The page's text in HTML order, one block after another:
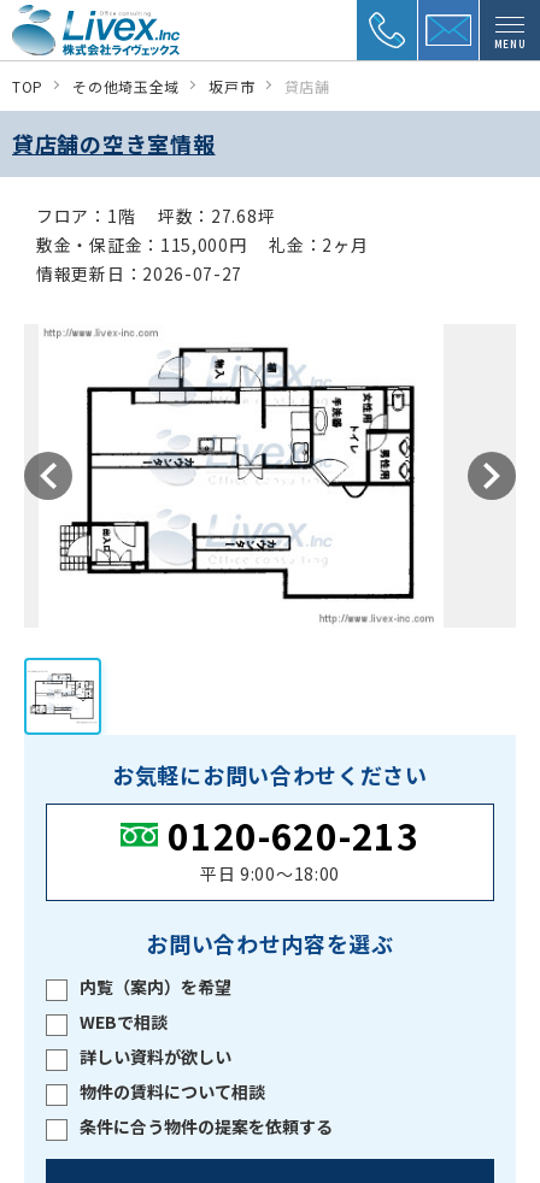
MENU
TOP その他埼玉全域 坂戸市 貸店舗
貸店舗の空き室情報
フロア：1階
坪数：27.68坪
敷金・保証金：115,000円
礼金：2ヶ月
情報更新日：2026-07-27
お気軽にお問い合わせください
0120-620-213
平日 9:00〜18:00
お問い合わせ内容を選ぶ
内覧（案内）を希望
WEBで相談
詳しい資料が欲しい
物件の賃料について相談
条件に合う物件の提案を依頼する